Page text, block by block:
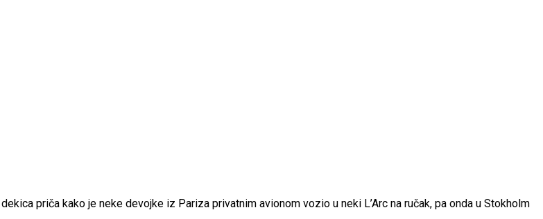
priča kako je neke devojke iz Pariza privatnim avionom vozio u neki L’Arc na ručak, pa onda u Stokholm